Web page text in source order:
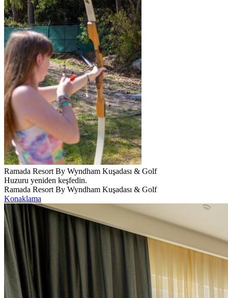
Ramada Resort By Wyndham Kuşadası & Golf
Huzuru yeniden keşfedin.
Ramada Resort By Wyndham Kuşadası & Golf
Konaklama